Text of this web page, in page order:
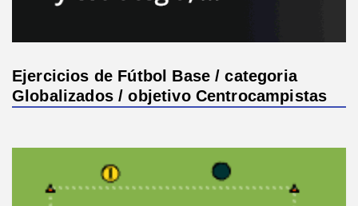
Ejercicios de Fútbol Base / categoria
Globalizados / objetivo Centrocampistas